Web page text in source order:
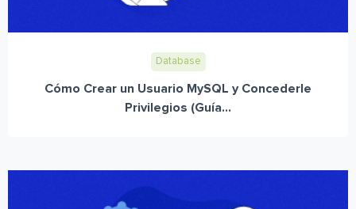
Database
Cómo Crear un Usuario MySQL y Concederle
Privilegios (Guía...